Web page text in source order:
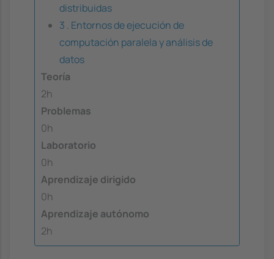
distribuidas
3 . Entornos de ejecución de
computación paralela y análisis de
datos
Teoría
2h
Problemas
0h
Laboratorio
0h
Aprendizaje dirigido
0h
Aprendizaje autónomo
2h